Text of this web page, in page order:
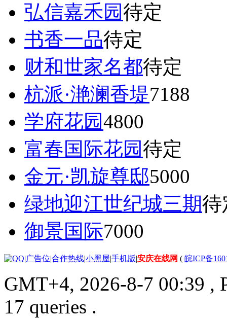
弘信嘉禾园待定
书香一品待定
财和世家名都待定
杭派·滟澜香堤7188
学府花园4800
富春国际花园待定
金元·凯旋尊邸5000
绿地迎江世纪城三期待
御景国际7000
|广告位|合作热线|小黑屋|手机版|安庆在线网 ( 皖ICP备
GMT+4, 2026-8-7 00:39 ,
17 queries .